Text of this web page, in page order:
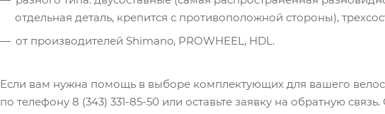
отдельная деталь, крепится с противоположной стороны),
от производителей Shimano, PROWHEEL, HDL.
Если вам нужна помощь в выборе комплектующих для вашего
по телефону 8 (343) 331-85-50 или оставьте заявку на обратную